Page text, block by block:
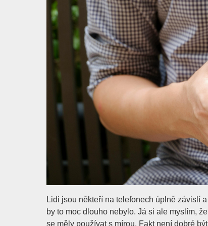
Lidi jsou někteří na telefonech úplně závislí
by to moc dlouho nebylo. Já si ale myslím,
se měly používat s mírou. Fakt není dobré